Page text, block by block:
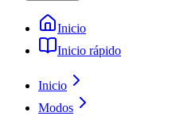
Inicio
Inicio rápido
Inicio
Modos